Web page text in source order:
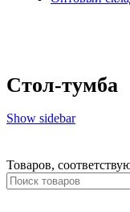
Стол-тумба
Show sidebar
Товаров,